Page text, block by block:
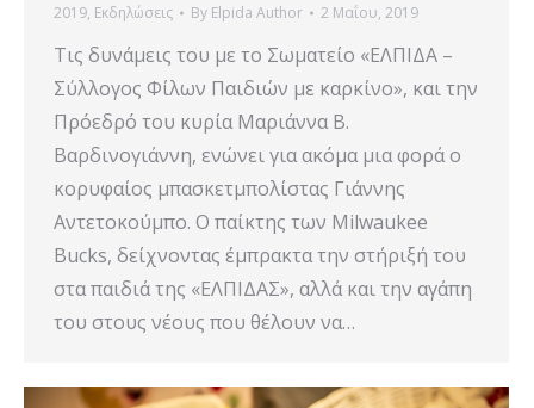
2019, Εκδηλώσεις By Elpida Author 2 Μαΐου, 2019
Τις δυνάμεις του με το Σωματείο «ΕΛΠΙΔΑ –
Σύλλογος Φίλων Παιδιών με καρκίνο», και την
Πρόεδρό του κυρία Μαριάννα Β.
Βαρδινογιάννη, ενώνει για ακόμα μια φορά ο
κορυφαίος μπασκετμπολίστας Γιάννης
Αντετοκούμπο. Ο παίκτης των Milwaukee
Bucks, δείχνοντας έμπρακτα την στήριξή του
στα παιδιά της «ΕΛΠΙΔΑΣ», αλλά και την αγάπη
του στους νέους που θέλουν να…